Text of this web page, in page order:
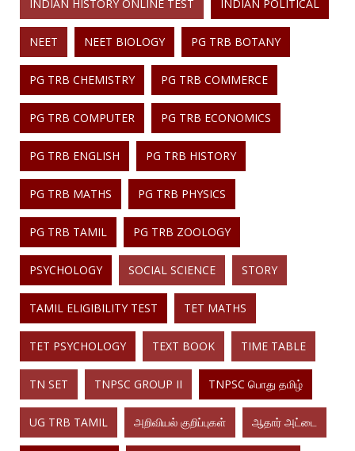
INDIAN HISTORY ONLINE TEST INDIAN POLITICAL
NEET NEET BIOLOGY PG TRB BOTANY
PG TRB CHEMISTRY PG TRB COMMERCE
PG TRB COMPUTER PG TRB ECONOMICS
PG TRB ENGLISH PG TRB HISTORY
PG TRB MATHS PG TRB PHYSICS
PG TRB TAMIL PG TRB ZOOLOGY
PSYCHOLOGY SOCIAL SCIENCE STORY
TAMIL ELIGIBILITY TEST TET MATHS
TET PSYCHOLOGY TEXT BOOK TIME TABLE
TN SET TNPSC GROUP II TNPSC பொது தமிழ்
UG TRB TAMIL அறிவியல் குறிப்புகள் ஆதார் அட்டை